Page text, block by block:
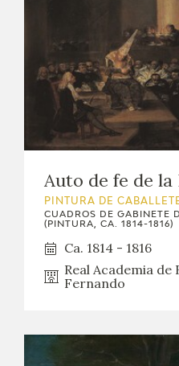
Auto de fe de
PINTURA DE
CUADROS DE GABINETE
(PINTURA, CA. 1814-1816)
Ca. 1814 - 1816
Real Academia de
Fernando